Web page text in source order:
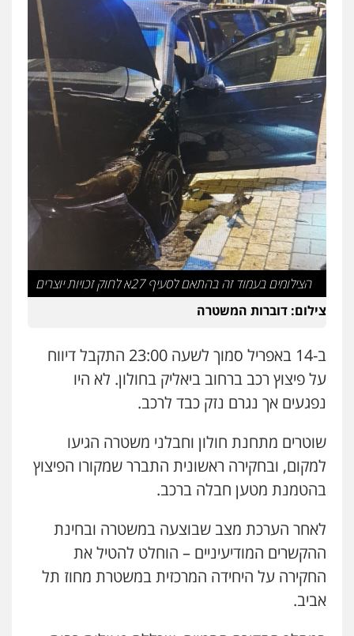
עו"ד אילן אלימלך
פלילי פשיעה חמורה תעבורה
0522992110
עו"ד שאדי נאטור
פלילי פשיעה חמורה מעצרים וחקירות
0509230800
גיל דביר – משרד עורכי דין
פלילי פשיעה כלכלית צווארון לבן
0506217771
סלימאן אבו שעירה – משרד עורכי דין
פלילי בטחוני
עו"ד אסף גונן
פלילי פשע חמור תעבורה
וחקירות
גל דהן – משרד עורך דין פלילי
פלילי פשיעה חמורה
וחקירות
עו"ד ראוף נג'אר
פלילי עורכי דין לענייני אסירים מעצרים
הצילומים בעמוד זה בהתאם לסעיף 27א לחוק זכויות יוצרים
צילום: דוברות המשטרה
ב-14 באפריל סמוך לשעה 23:00 התקבל דיווח
על פיצוץ רכב ברחוב ביאליק בחולון. לא היו
נפגעים אך נגרם נזק כבד לרכב.
שוטרים מתחנת חולון וחבלני משטרה הגיעו
למקום, ובחקירה ראשונית התברר שמקורו הפיצוץ
בהטמנת מטען חבלה ברכב.
לאחר הערכת מצב שבוצעה במשטרה ובחינת
ההקשרים המודיעיניים – הוחלט להטיל את
החקירה על היחידה המרכזית במשטרת מחוז תל
אביב.